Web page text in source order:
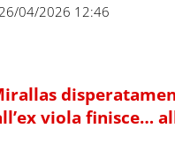
04/2026 12:46
viola finisce…